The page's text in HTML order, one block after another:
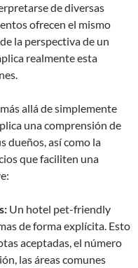
de diversas
ofrecen el mismo
la perspectiva de un
realmente esta
allá de simplemente
una comprensión de
dueños, así como la
que faciliten una
Un hotel pet-friendly
de forma explícita. Esto
aceptadas, el número
las áreas comunes